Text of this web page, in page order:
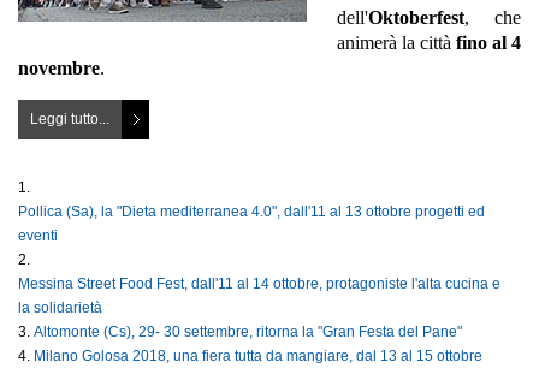
dell'Oktoberfest, che
animerà la città fino al 4
novembre.
Leggi tutto...
Pollica (Sa), la "Dieta mediterranea 4.0", dall'11 al 13 ottobre progetti ed
eventi
Messina Street Food Fest, dall'11 al 14 ottobre, protagoniste l'alta cucina e
la solidarietà
Altomonte (Cs), 29- 30 settembre, ritorna la "Gran Festa del Pane"
Milano Golosa 2018, una fiera tutta da mangiare, dal 13 al 15 ottobre